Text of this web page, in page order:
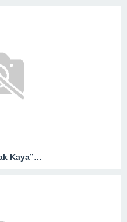
Kaya”…